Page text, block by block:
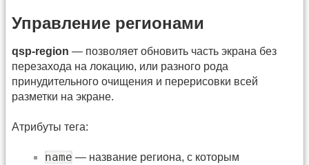
Управление регионами
qsp-region — позволяет обновить часть экрана без
перезахода на локацию, или разного рода
принудительного очищения и перерисовки всей
разметки на экране.
Атрибуты тега:
name — название региона, с которым